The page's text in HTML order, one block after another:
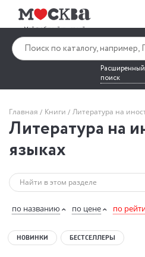
Расширенный
поиск
Главная Книги Литература на
Литература на
языках
по названию по цене по
НОВИНКИ БЕСТСЕЛЛЕРЫ